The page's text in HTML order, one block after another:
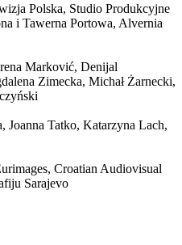
Polska, Studio Produkcyjne
i Tawerna Portowa, Alvernia
Marković, Denijal
Zimecka, Michał Żarnecki,
Tatko, Katarzyna Lach,
Croatian Audiovisual
Sarajevo